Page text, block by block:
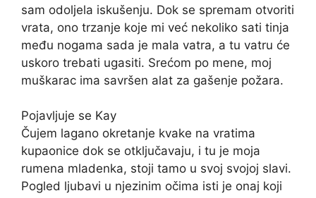
sam odoljela iskušenju. Dok se spremam otvoriti
vrata, ono trzanje koje mi već nekoliko sati tinja
među nogama sada je mala vatra, a tu vatru će
uskoro trebati ugasiti. Srećom po mene, moj
muškarac ima savršen alat za gašenje požara.
Pojavljuje se Kay
Čujem lagano okretanje kvake na vratima
kupaonice dok se otključavaju, i tu je moja
rumena mladenka, stoji tamo u svoj svojoj slavi.
Pogled ljubavi u njezinim očima isti je onaj koji